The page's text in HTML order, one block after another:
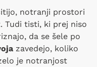
notranji prostori
Tudi tisti, ki prej niso
da se šele po
zavedejo, koliko
je notranjost